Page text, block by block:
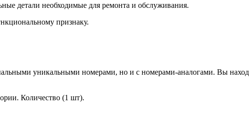
детали необходимые для ремонта и обслуживания.
признаку.
уникальными номерами, но и с номерами-аналогами. Вы
Количество (1 шт).